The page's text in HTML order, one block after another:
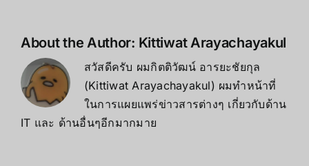
About the Author: Kittiwat Arayachayakul
สวัสดีครับ ผมกิตติวัฒน์ อารยะชัยกุล
(Kittiwat Arayachayakul) ผมทำหน้าที่
ในการแผยแพร่ข่าวสารต่างๆ เกี่ยวกับด้าน
IT และ ด้านอื่นๆอีกมากมาย